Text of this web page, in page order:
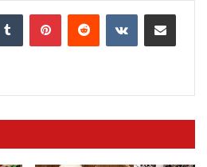
Tumblr PinterestReddit VKontakteShare via Email